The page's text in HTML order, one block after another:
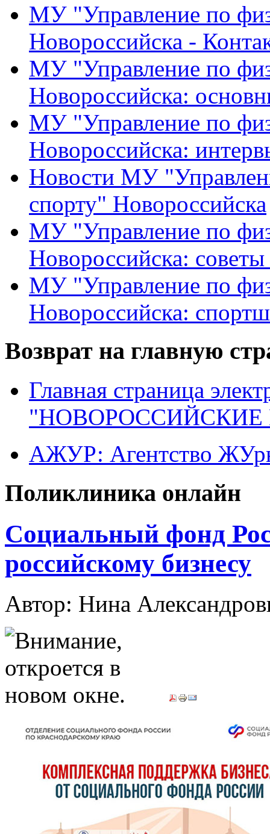
МУ "Управление по
Новороссийска -
МУ "Управление по
Новороссийска:
МУ "Управление по
Новороссийска:
Новости МУ
спорту" Новороссийска
МУ "Управление по
Новороссийска:
МУ "Управление по
Новороссийска:
Возврат на главную
Главная страница
"НОВОРОССИЙСКИЕ
АЖУР: Агентство
Поликлиника онлайн
Социальный фонд
российскому бизнесу
Автор: Нина